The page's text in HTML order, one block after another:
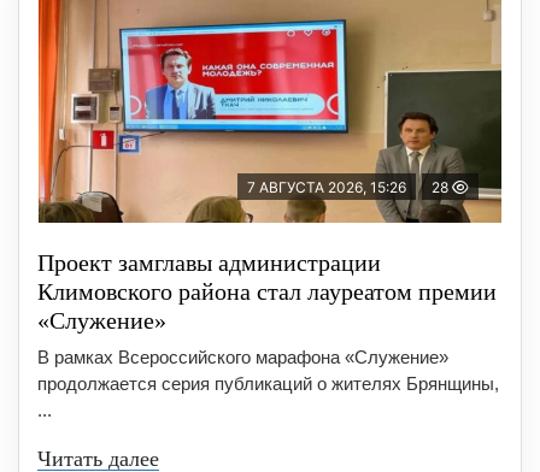
7 АВГУСТА 2026, 15:26 28
Проект замглавы администрации
Климовского района стал лауреатом премии
«Служение»
В рамках Всероссийского марафона «Служение»
продолжается серия публикаций о жителях Брянщины,
...
Читать далее